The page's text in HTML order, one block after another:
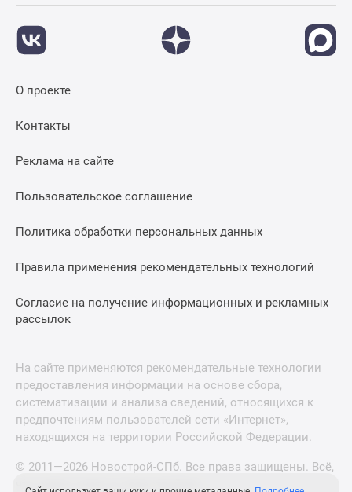
О проекте
Контакты
Реклама на сайте
Пользовательское соглашение
Политика обработки персональных данных
Правила применения рекомендательных технологий
Согласие на получение информационных и рекламных
рассылок
На сайте применяются рекомендательные технологии
предоставления информации на основе сбора,
систематизации и анализа сведений, относящихся к
предпочтениям пользователей сети «Интернет»,
находящихся на территории Российской Федерации.
© 2011—2026 Новострой-СПб. Все права защищены. Всё,
что нужно знать о новостройках